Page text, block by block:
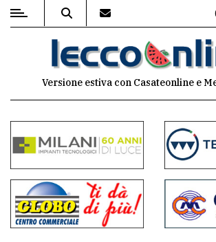
MENU
commenti
Contenuti
del
sito
Versione estiva con Casateonline e